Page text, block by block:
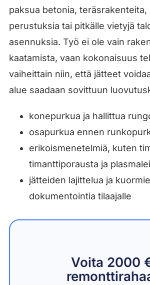
paksua betonia, teräsrakenteita,
perustuksia tai pitkälle vietyjä
asennuksia. Työ ei ole vain
kaatamista, vaan kokonaisuus
vaiheittain niin, että jätteet
alue saadaan sovittuun
konepurkua ja hallittua
osapurkua ennen
erikoismenetelmiä, kuten
timanttiporausta ja
jätteiden lajittelua ja
dokumentointia tilaajalle
Voita 2000